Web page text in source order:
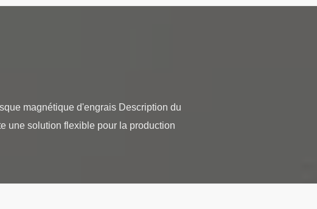
magnétique d'engrais Description du
une solution flexible pour la production